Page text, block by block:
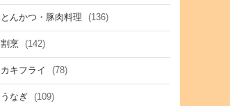
とんかつ・豚肉料理 (136)
割烹 (142)
カキフライ (78)
うなぎ (109)